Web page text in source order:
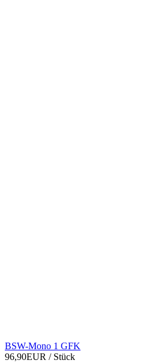
BSW-Mono 1 GFK
96,90EUR / Stück